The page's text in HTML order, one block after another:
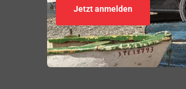
Jetzt anmelden